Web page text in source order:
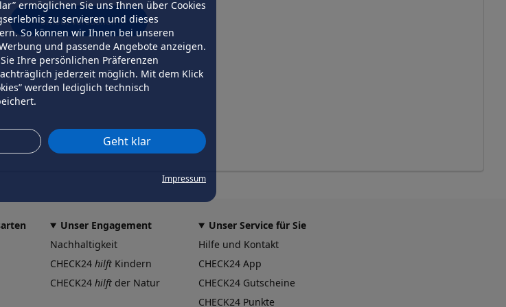
ermöglichen Sie uns Ihnen über Cookies
zu servieren und dieses
So können wir Ihnen bei unseren
und passende Angebote anzeigen.
Ihre persönlichen Präferenzen
jederzeit möglich. Mit dem Klick
werden lediglich technisch
Geht klar
Impressum
erneut versuchen
Unser Engagement
Nachhaltigkeit
CHECK24 hilft Kindern
CHECK24 hilft der Natur
Unser Service für Sie
Hilfe und Kontakt
CHECK24 App
CHECK24 Gutscheine
CHECK24 Punkte